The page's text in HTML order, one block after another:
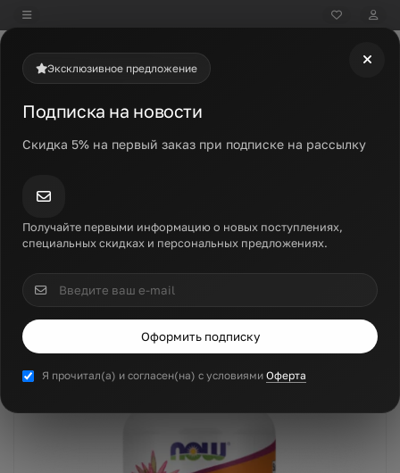
Каталог
Витамин С с шиповником и
биофлавоноидами, Vitamin C, Now
Foods, 250 таблеток
Код товара: NOW-00687
Эксклюзивное предложение
Подписка на новости
Скидка 5% на первый заказ при подписке на рассылку
Получайте первыми информацию о новых поступлениях,
специальных скидках и персональных предложениях.
Оформить подписку
Я прочитал(а) и согласен(на) с условиями Оферта